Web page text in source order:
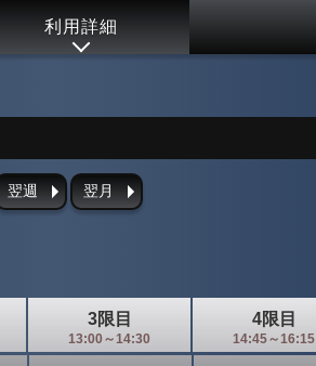
利用詳細
翌週 翌月
3限目
13:00～14:30
4限目
14:45～16:15